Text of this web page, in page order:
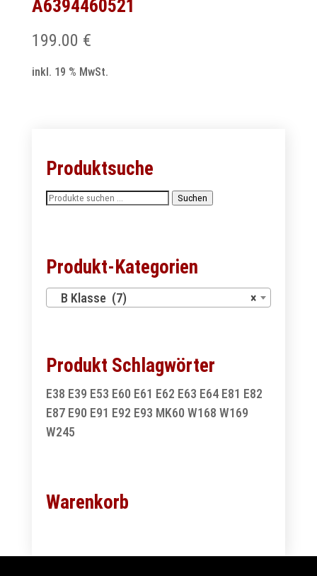
A6394460521
199.00 €
inkl. 19 % MwSt.
Produktsuche
Suchen
Suchen
Produkt-Kategorien
×
B Klasse (7)
Produkt Schlagwörter
E38 E39 E53 E60 E61 E62 E63 E64 E81 E82
E87 E90 E91 E92 E93 MK60 W168 W169
W245
Warenkorb